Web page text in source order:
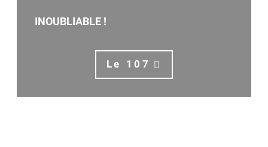
INOUBLIABLE !
Le 107